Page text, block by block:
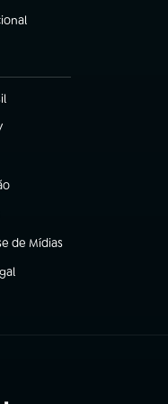
aba)
aba)
aba)
de Mídias
aba)